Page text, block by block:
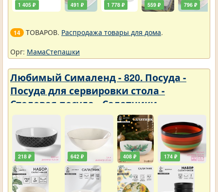
1 405 ₽ 491 ₽ 1 778 ₽ 559 ₽ 796 ₽
14 ТОВАРОВ. Распродажа товары для дома.
Орг: МамаСтепашки
Любимый Сималенд - 820. Посуда -
Посуда для сервировки стола -
Столовая посуда - Салатники
218 ₽ 642 ₽ 408 ₽ 174 ₽